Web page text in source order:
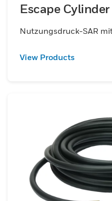
Escape
Nutzungsdruck-SAR
View Products